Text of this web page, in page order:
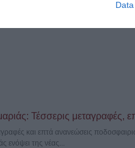
Τέσσερις μεταγραφές,
και επτά ανανεώσεις
ενόψει της νέας...